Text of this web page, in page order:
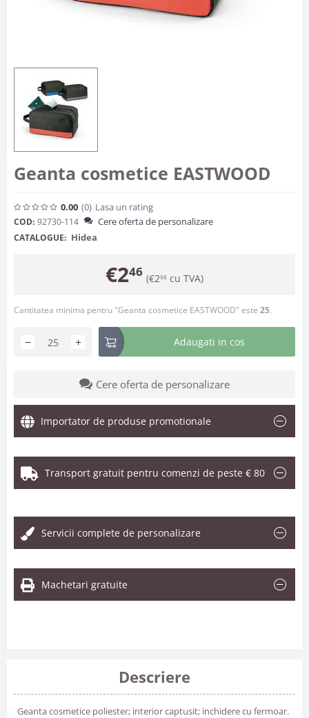
Geanta cosmetice EASTWOOD
0.00 (0) Lasa un rating
COD: 92730-114 Cere oferta de personalizare
CATALOGUE: Hidea
€246 (€298 cu TVA)
Cantitatea minima pentru "Geanta cosmetice EASTWOOD" este 25.
+
− Adaugati in cos
Cere oferta de personalizare
Importator de produse promotionale
Transport gratuit pentru comenzi de peste € 80
Servicii complete de personalizare
Machetari gratuite
Descriere
Geanta cosmetice poliester; interior captusit; inchidere cu fermoar.